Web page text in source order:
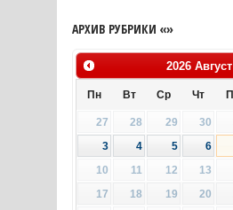
АРХИВ РУБРИКИ «»
2026 Август
Пн Вт Ср Чт
27 28 29 30
3
4 5 6
10
11 12 13
17
18 19 20